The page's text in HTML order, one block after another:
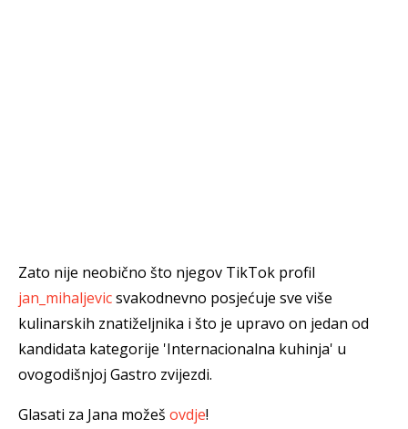
Zato nije neobično što njegov TikTok profil
jan_mihaljevicsvakodnevno posjećuje sve više
kulinarskih znatiželjnika i što je upravo on jedan od
kandidata kategorije 'Internacionalna kuhinja' u
ovogodišnjoj Gastro zvijezdi.
Glasati za Jana možeš ovdje!